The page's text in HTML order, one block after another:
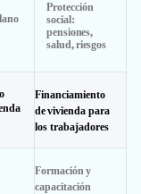
Protección
social:
pensiones,
salud,riesgos
Financiamiento
devivienda para
los trabajadores
Formación y
capacitación